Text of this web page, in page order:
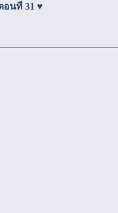
นที่ 31 ♥